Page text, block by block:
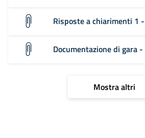
Risposte a chiarimenti 1
Documentazione di gara
Mostra altri